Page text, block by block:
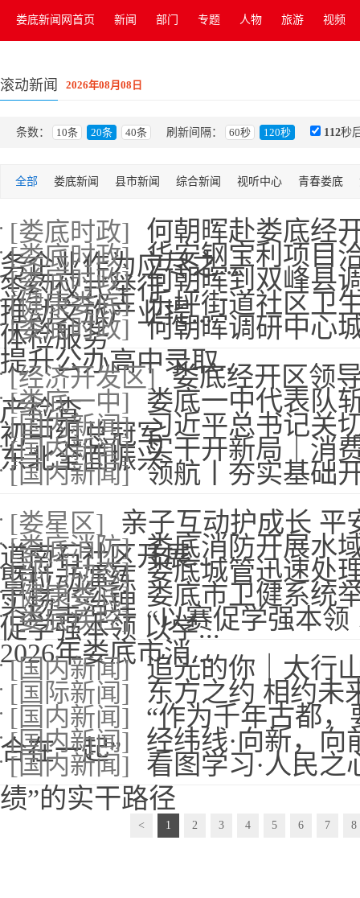
娄底新闻网首页 新闻 部门 专题 人物 旅游 视频
滚动新闻 2026年08月08日
条数： 10条 20条 40条 刷新间隔： 60秒 120秒 111秒
全部 娄底新闻 县市新闻 综合新闻 视听中心 青春娄底
文坛艺苑 企业风采 财经金融
其他 省运会
[娄底时政]
何朝晖赴娄底经
务企业作为应尽之...
[娄底时政] 华安钢宝利项目
签约仪式举行
[娄底时政] 何朝晖到双峰县
推动文旅产业提...
[健康娄底] 乐坪街道社区卫
体检服务
[娄底时政]
何朝晖调研中心
提升公办高中录取...
[经济开发区]
娄底经开区领
产检查
[娄底一中]
娄底一中代表队
初中组总冠军
[国内新闻] 习近平总书记关
东北全面振兴
[国内新闻] 实干开新局｜消
[国内新闻] 领航丨夯实基础
[娄星区]
亲子互动护成长 平
道南石社区开展...
[娄底消防] 娄底消防开展水
暨拉动演练
[部门动态]
娄底城管迅速处
实扬尘治理
[健康娄底]
娄底市卫健系统
促学强本领 以学...
[娄底疾控] “以赛促学强本
2026年娄底市消...
[国内新闻] 追光的你｜太行
[国际新闻] 东方之约 相约未
[国内新闻]
“作为千年古都
合在一起”
[国内新闻] 经纬线·向新，向
[国内新闻]
看图学习·人民之
绩”的实干路径
< 1 2 3 4 5 6 7 8